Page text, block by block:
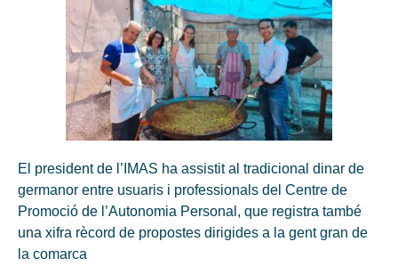
El president de l’IMAS ha assistit al tradicional dinar de
germanor entre usuaris i professionals del Centre de
Promoció de l’Autonomia Personal, que registra també
una xifra rècord de propostes dirigides a la gent gran de
la comarca